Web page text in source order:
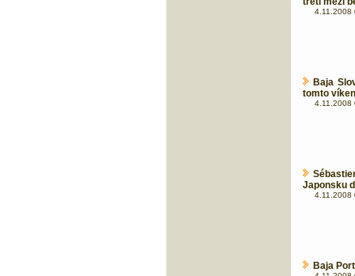
4.11.2008
Baja
tomto
4.11.2008
Japonsku
4.11.2008
Baja